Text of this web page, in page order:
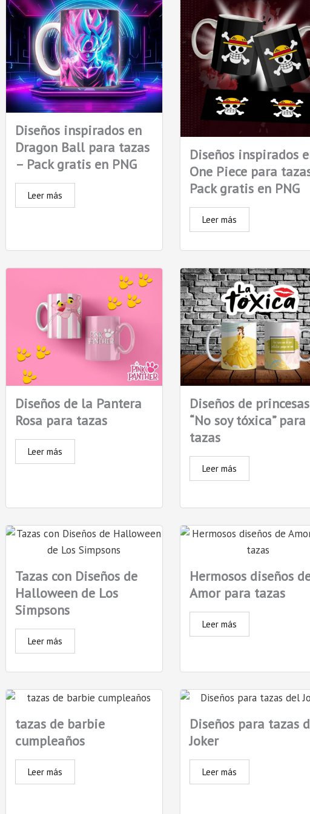
Diseños inspirados en
Dragon Ball para tazas
– Pack gratis en PNG
Leer más
Diseños inspirados
One Piece para
Pack gratis en PNG
Leer más
Diseños de la Pantera
Rosa para tazas
Leer más
Diseños de princesas
“No soy tóxica” para
tazas
Leer más
Tazas con Diseños de
Halloween de Los
Simpsons
Leer más
Hermosos diseños
Amor para tazas
Leer más
tazas de barbie
cumpleaños
Leer más
Diseños para tazas
Joker
Leer más